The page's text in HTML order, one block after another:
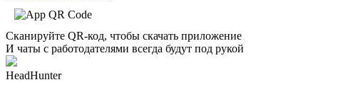
Сканируйте QR-код, чтобы скачать приложение
И чаты с работодателями всегда будут под рукой
HeadHunter